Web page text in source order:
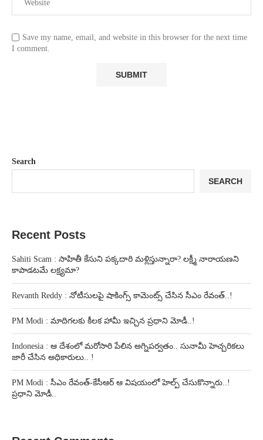
Save my name, email, and website in this browser for the next time
I comment.
Search
SEARCH
Recent Posts
Sahiti Scam : సాహితీ కేసుని పక్కదారి మళ్లిస్తున్నారా? లక్ష్మీ నారాయణని
కాపాడటమే లక్ష్యమా?
Revanth Reddy : నోటీసులపై షాకింగ్స్ కామెంట్స్ చేసిన సీఎం రేవంత్..!
PM Modi : మాదిగలకు కీలక హామీ ఇచ్చిన ప్రధాని మోడీ..!
Indonesia : ఆ దేశంలో మరోసారి పేలిన అగ్నిపర్వతం.. సునామీ హెచ్చరికలు
జారీ చేసిన అధికారులు.. !
PM Modi : సీఎం రేవంత్-కేసీఆర్ ఆ విషయంలో హెల్ప్ చేసుకొన్నారు..!
ప్రధాని మోడీ..